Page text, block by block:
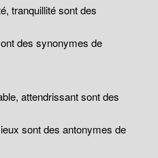
tranquillité sont des
des synonymes de
attendrissant sont des
sont des antonymes de